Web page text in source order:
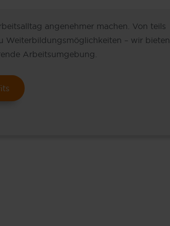
angenehmer machen. Von teils
Weiterbildungsmöglichkeiten – wir bieten
Arbeitsumgebung.